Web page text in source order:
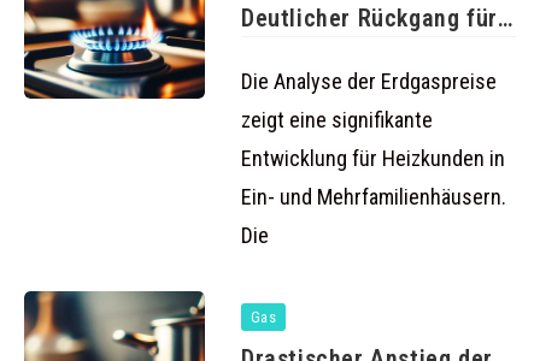
Deutlicher Rückgang für
Die Analyse der Erdgaspreise
zeigt eine signifikante
Entwicklung für Heizkunden in
Ein- und Mehrfamilienhäusern.
Die
Gas